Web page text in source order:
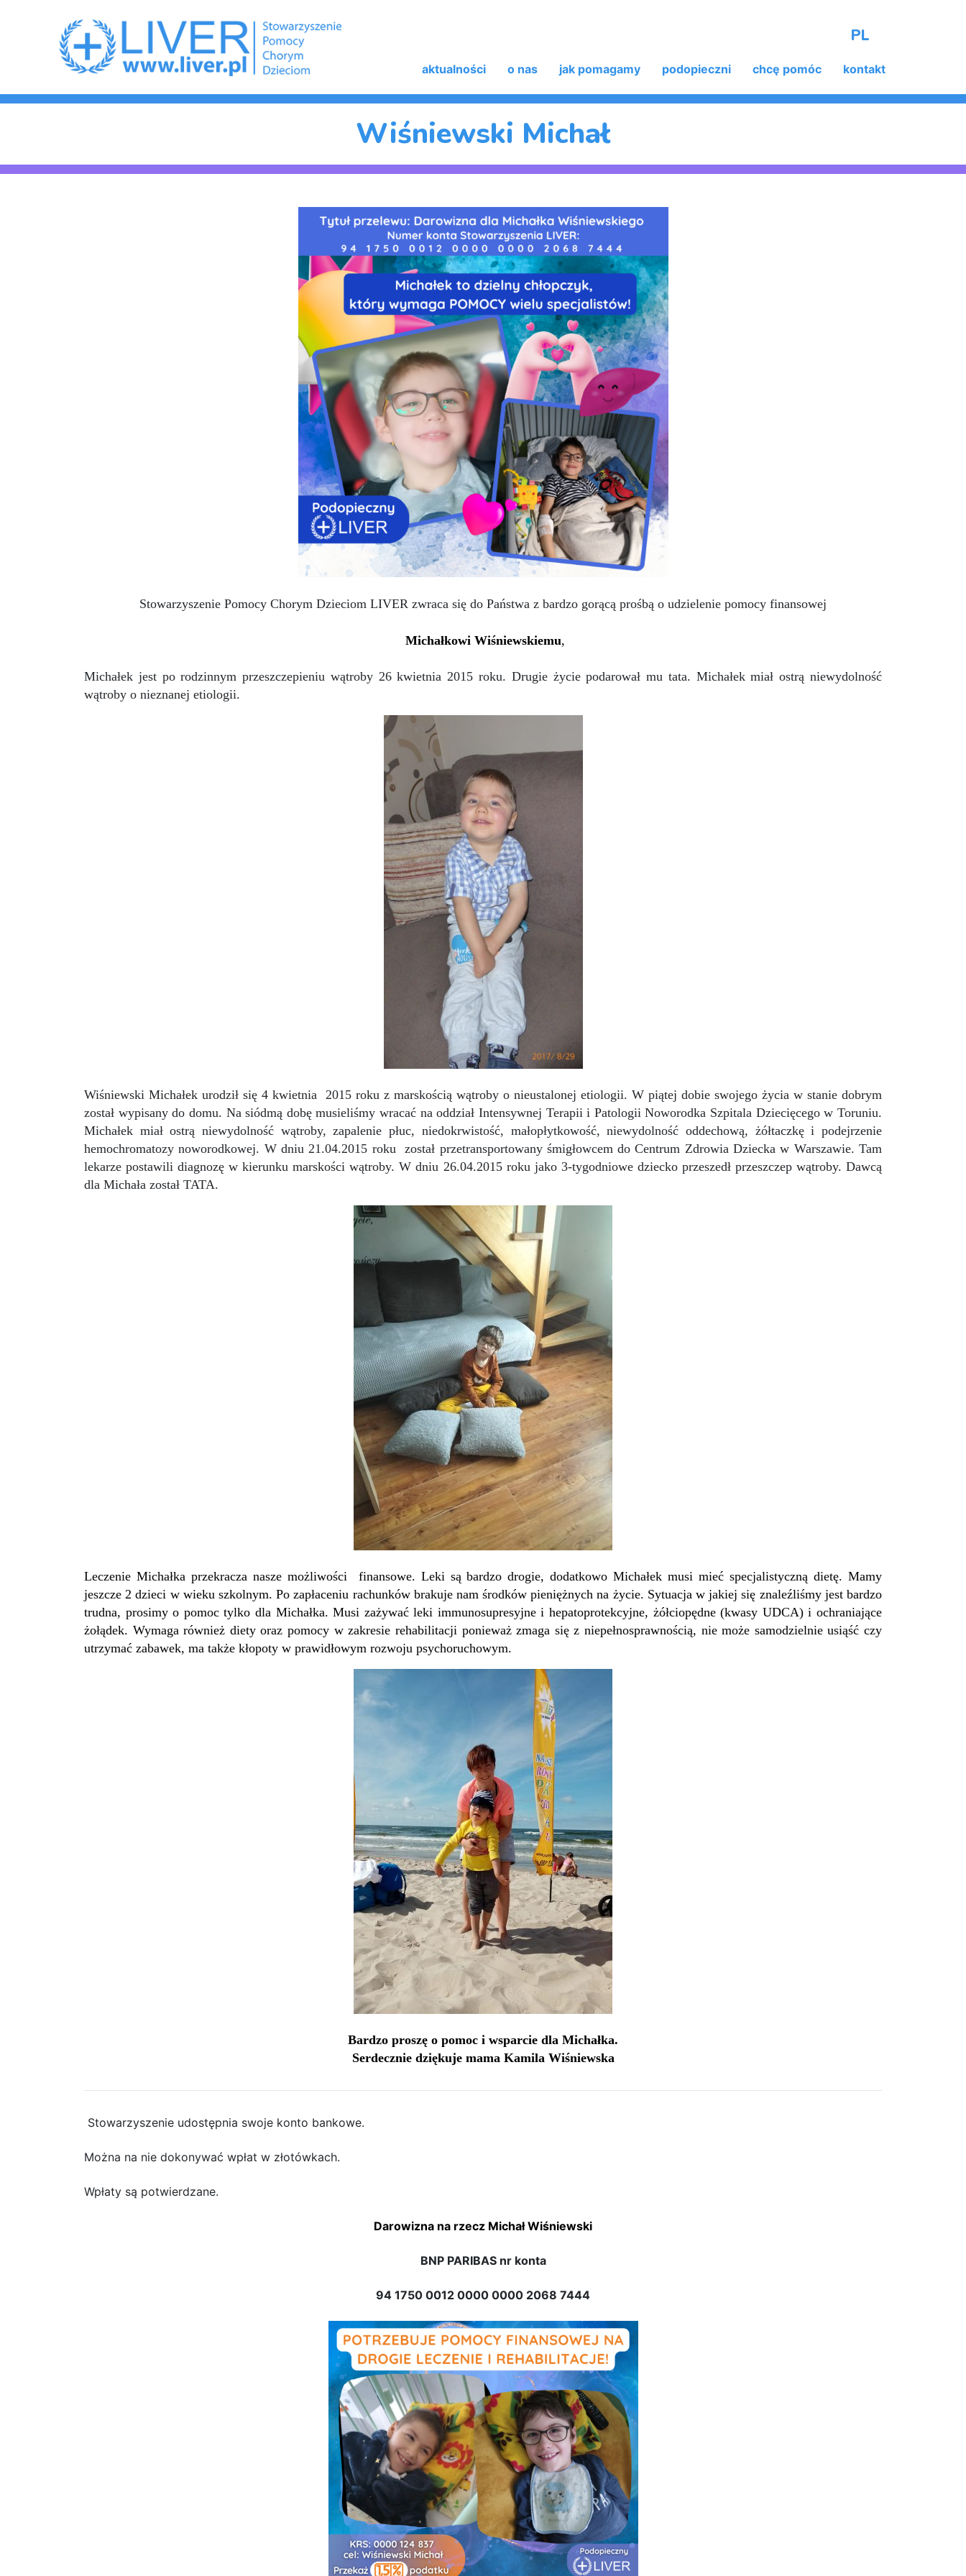
PL
aktualności o nas jak pomagamy podopieczni chcę pomóc kontakt
Wiśniewski Michał
Stowarzyszenie Pomocy Chorym Dzieciom LIVER zwraca się do Państwa z bardzo gorącą prośbą o udzielenie pomocy finansowej
Michałkowi Wiśniewskiemu,
Michałek jest po rodzinnym przeszczepieniu wątroby 26 kwietnia 2015 roku. Drugie życie podarował mu tata. Michałek miał ostrą niewydolność
wątroby o nieznanej etiologii.
Wiśniewski Michałek urodził się 4 kwietnia 2015 roku z marskością wątroby o nieustalonej etiologii. W piątej dobie swojego życia w stanie dobrym
został wypisany do domu. Na siódmą dobę musieliśmy wracać na oddział Intensywnej Terapii i Patologii Noworodka Szpitala Dziecięcego w Toruniu.
Michałek miał ostrą niewydolność wątroby, zapalenie płuc, niedokrwistość, małopłytkowość, niewydolność oddechową, żółtaczkę i podejrzenie
hemochromatozy noworodkowej. W dniu 21.04.2015 roku został przetransportowany śmigłowcem do Centrum Zdrowia Dziecka w Warszawie. Tam
lekarze postawili diagnozę w kierunku marskości wątroby. W dniu 26.04.2015 roku jako 3-tygodniowe dziecko przeszedł przeszczep wątroby. Dawcą
dla Michała został TATA.
Leczenie Michałka przekracza nasze możliwości finansowe. Leki są bardzo drogie, dodatkowo Michałek musi mieć specjalistyczną dietę. Mamy
jeszcze 2 dzieci w wieku szkolnym. Po zapłaceniu rachunków brakuje nam środków pieniężnych na życie. Sytuacja w jakiej się znaleźliśmy jest bardzo
trudna, prosimy o pomoc tylko dla Michałka. Musi zażywać leki immunosupresyjne i hepatoprotekcyjne, żółciopędne (kwasy UDCA) i ochraniające
żołądek. Wymaga również diety oraz pomocy w zakresie rehabilitacji ponieważ zmaga się z niepełnosprawnością, nie może samodzielnie usiąść czy
utrzymać zabawek, ma także kłopoty w prawidłowym rozwoju psychoruchowym.
Bardzo proszę o pomoc i wsparcie dla Michałka.
Serdecznie dziękuje mama Kamila Wiśniewska
Stowarzyszenie udostępnia swoje konto bankowe.
Można na nie dokonywać wpłat w złotówkach.
Wpłaty są potwierdzane.
Darowizna na rzecz Michał Wiśniewski
BNP PARIBAS nr konta
94 1750 0012 0000 0000 2068 7444